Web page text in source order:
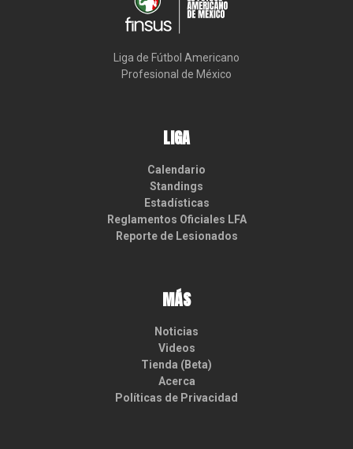
Liga de Fútbol Americano
Profesional de México
LIGA
Calendario
Standings
Estadísticas
Reglamentos Oficiales LFA
Reporte de Lesionados
MÁS
Noticias
Videos
Tienda (Beta)
Acerca
Políticas de Privacidad